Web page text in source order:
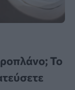
Το